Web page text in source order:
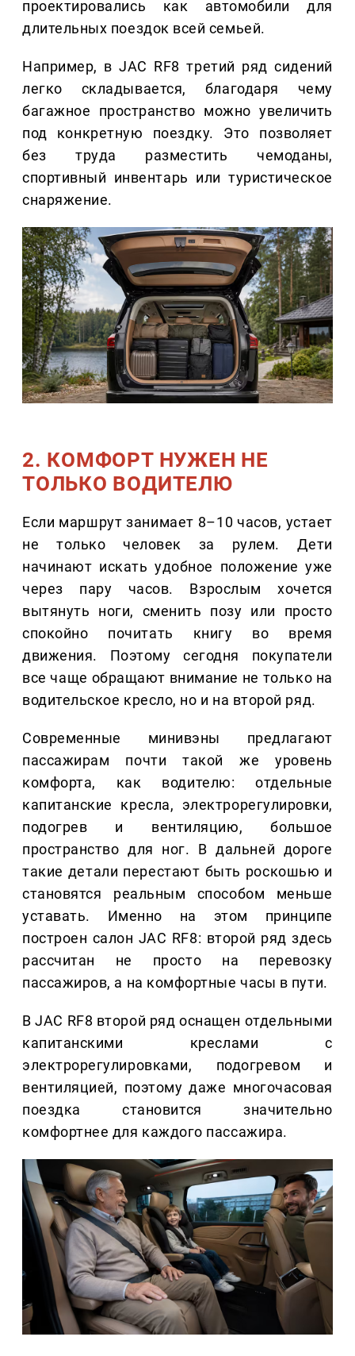
проектировались как автомобили для
длительных поездок всей семьей.
Например, в JAC RF8 третий ряд сидений
легко складывается, благодаря чему
багажное пространство можно увеличить
под конкретную поездку. Это позволяет
без труда разместить чемоданы,
спортивный инвентарь или туристическое
снаряжение.
2. КОМФОРТ НУЖЕН НЕ
ТОЛЬКО ВОДИТЕЛЮ
Если маршрут занимает 8–10 часов, устает
не только человек за рулем. Дети
начинают искать удобное положение уже
через пару часов. Взрослым хочется
вытянуть ноги, сменить позу или просто
спокойно почитать книгу во время
движения. Поэтому сегодня покупатели
все чаще обращают внимание не только на
водительское кресло, но и на второй ряд.
Современные минивэны предлагают
пассажирам почти такой же уровень
комфорта, как водителю: отдельные
капитанские кресла, электрорегулировки,
подогрев и вентиляцию, большое
пространство для ног. В дальней дороге
такие детали перестают быть роскошью и
становятся реальным способом меньше
уставать. Именно на этом принципе
построен салон JAC RF8: второй ряд здесь
рассчитан не просто на перевозку
пассажиров, а на комфортные часы в пути.
В JAC RF8 второй ряд оснащен отдельными
капитанскими креслами с
электрорегулировками, подогревом и
вентиляцией, поэтому даже многочасовая
поездка становится значительно
комфортнее для каждого пассажира.